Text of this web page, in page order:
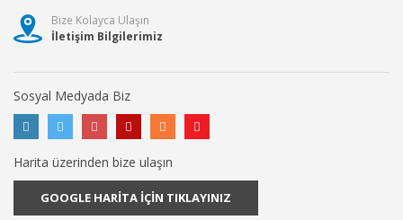
Bize Kolayca Ulaşın
İletişim Bilgilerimiz
Sosyal Medyada Biz
Harita üzerinden bize ulaşın
GOOGLE HARİTA İÇİN TIKLAYINIZ